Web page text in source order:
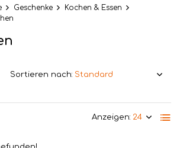
Geschenke
Kochen & Essen
Anzeigen:
Sortieren nach: